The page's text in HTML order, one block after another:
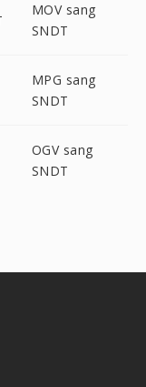
MOV sang
SNDT
MPG sang
SNDT
OGV sang
SNDT